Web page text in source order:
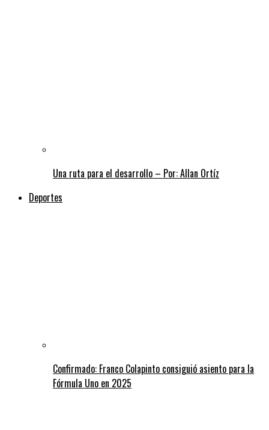
Una ruta para el desarrollo – Por: Allan Ortíz
Deportes
Confirmado: Franco Colapinto consiguió asiento para la
Fórmula Uno en 2025